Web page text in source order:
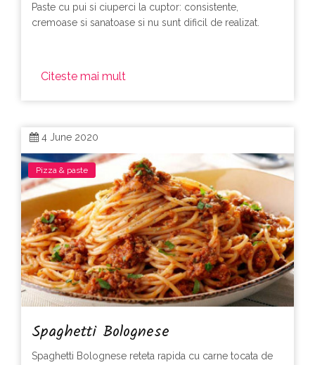
Paste cu pui si ciuperci la cuptor: consistente,
cremoase si sanatoase si nu sunt dificil de realizat.
Citeste mai mult
4 June 2020
Pizza & paste
Spaghetti Bolognese
Spaghetti Bolognese reteta rapida cu carne tocata de